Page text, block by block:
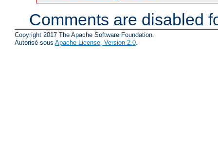
Comments are disabled
Copyright 2017 The Apache Software Foundation.
Autorisé sous Apache License, Version 2.0